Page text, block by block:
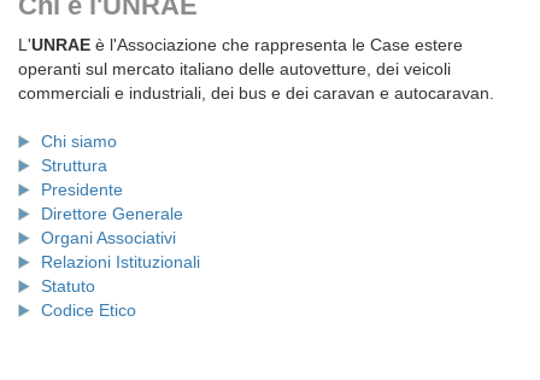
L'UNRAE è l'Associazione che rappresenta le Case estere
operanti sul mercato italiano delle autovetture, dei veicoli
commerciali e industriali, dei bus e dei caravan e autocaravan.
Chi siamo
Struttura
Presidente
Direttore Generale
Organi Associativi
Relazioni Istituzionali
Statuto
Codice Etico